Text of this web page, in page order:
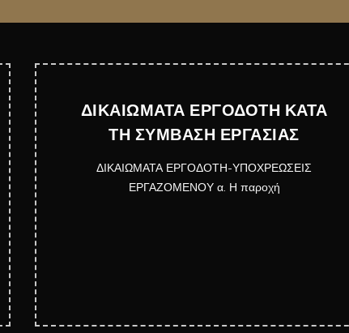
ΔΙΚΑΙΩΜΑΤΑ ΕΡΓΟΔΟΤΗ ΚΑΤΑ
ΤΗ ΣΥΜΒΑΣΗ ΕΡΓΑΣΙΑΣ
ΔΙΚΑΙΩΜΑΤΑ ΕΡΓΟΔΟΤΗ-ΥΠΟΧΡΕΩΣΕΙΣ
ΕΡΓΑΖΟΜΕΝΟΥ α. Η παροχή